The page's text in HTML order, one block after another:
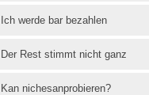
Ich werde bar bezahlen
Der Rest stimmt nicht ganz
Kan nichesanprobieren?